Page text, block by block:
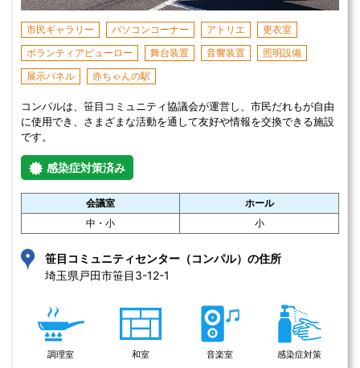
市民ギャラリー パソコンコーナー アトリエ
更衣室
ボランティアビューロー
舞台装置 音響装置
照明設備
展示パネル
赤ちゃんの駅
コンパルは、笹目コミュニティ協議会が運営し、市民だれもが自由
に使用でき、さまざまな活動を通して友好や情報を交換できる施設
です。
感染症対策済み
会議室
ホール
中・小
小
笹目コミュニティセンター（コンパル）の住所
埼玉県戸田市笹目3-12-1
調理室 和室 音楽室 感染症対策